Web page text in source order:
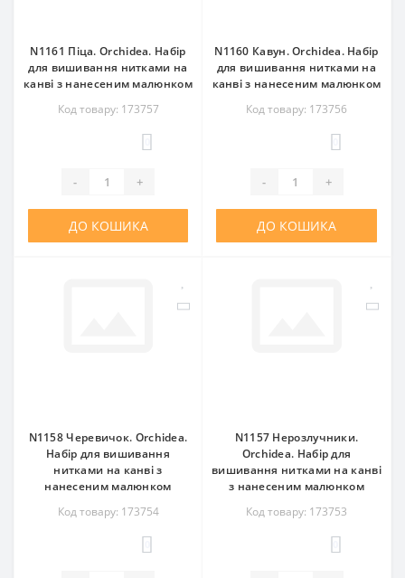
N1161 Піца. Orchidea. Набір
для вишивання нитками на
канві з нанесеним малюнком
Код товару: 173757
- +
ДО КОШИКА
N1160 Кавун. Orchidea. Набір
для вишивання нитками на
канві з нанесеним малюнком
Код товару: 173756
- +
ДО КОШИКА
N1158 Черевичок. Orchidea.
Набір для вишивання
нитками на канві з
нанесеним малюнком
Код товару: 173754
N1157 Нерозлучники.
Orchidea. Набір для
вишивання нитками на канві
з нанесеним малюнком
Код товару: 173753